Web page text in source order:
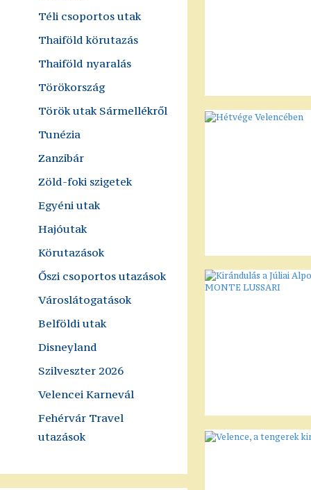
Téli csoportos utak
Thaiföld körutazás
Thaiföld nyaralás
Törökország
Török utak Sármellékről
Tunézia
Zanzibár
Zöld-foki szigetek
Egyéni utak
Hajóutak
Körutazások
Őszi csoportos utazások
Városlátogatások
Belföldi utak
Disneyland
Szilveszter 2026
Velencei Karnevál
Fehérvár Travel
utazások